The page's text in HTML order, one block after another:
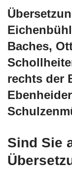
Baches,
rechts der
Sind Sie